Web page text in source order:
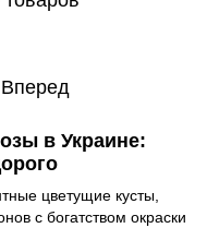
Вперед
в Украине:
цветущие кусты,
с богатством окраски